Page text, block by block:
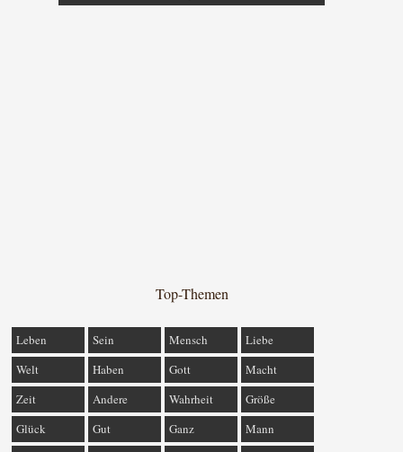
Top-Themen
Leben Sein Mensch
Liebe
Welt
Haben Gott
Macht
Zeit
Andere Wahrheit
Größe
Glück
Gut Ganz
Mann